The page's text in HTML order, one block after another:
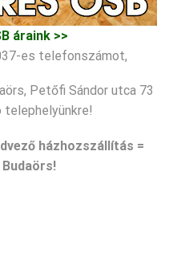
áraink >>
es telefonszámot,
Petőfi Sándor utca 73
házhozszállítás =
Budaörs!